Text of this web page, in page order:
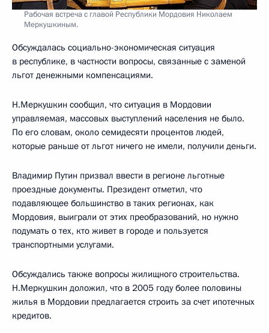
Рабочая встреча с главой Республики Мордовия Николаем
Меркушкиным.
Обсуждалась социально-экономическая ситуация
в республике, в частности вопросы, связанные с заменой
льгот денежными компенсациями.
Н.Меркушкин сообщил, что ситуация в Мордовии
управляемая, массовых выступлений населения не было.
По его словам, около семидесяти процентов людей,
которые раньше от льгот ничего не имели, получили деньги.
Владимир Путин призвал ввести в регионе льготные
проездные документы. Президент отметил, что
подавляющее большинство в таких регионах, как
Мордовия, выиграли от этих преобразований, но нужно
подумать о тех, кто живет в городе и пользуется
транспортными услугами.
Обсуждались также вопросы жилищного строительства.
Н.Меркушкин доложил, что в 2005 году более половины
жилья в Мордовии предлагается строить за счет ипотечных
кредитов.